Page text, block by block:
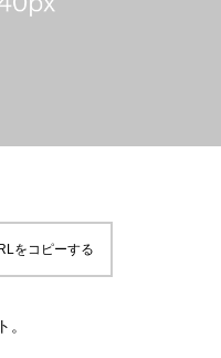
をコピーする